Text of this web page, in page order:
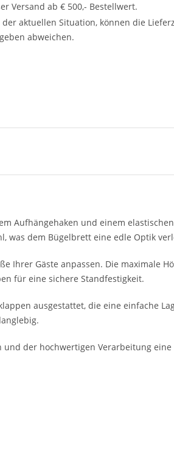
Versand ab € 500,- Bestellwert.
aktuellen Situation, können die
abweichen.
Aufhängehaken und einem
was dem Bügelbrett eine edle Optik
Ihrer Gäste anpassen. Die maximale
für eine sichere Standfestigkeit.
ausgestattet, die eine einfache
der hochwertigen Verarbeitung